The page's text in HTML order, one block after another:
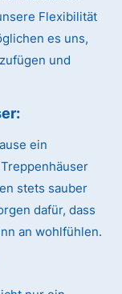
Flexibilität
es uns,
und
ein
stets sauber
dafür, dass
an wohlfühlen.